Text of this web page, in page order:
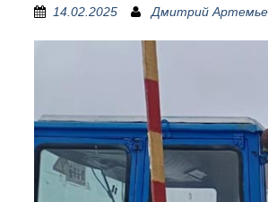
14.02.2025 Дмитрий